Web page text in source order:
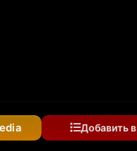
Добавить